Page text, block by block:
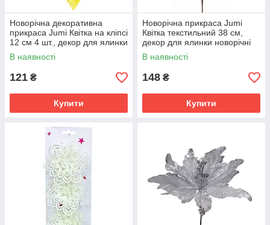
Новорічна декоративна
прикраса Jumi Квітка на кліпсі
12 см 4 шт., декор для ялинки
новорічні квіти, Золотий
В наявності
121 ₴
Купити
Новорічна прикраса Jumi
Квітка текстильний 38 см,
декор для ялинки новорічні
квіти, Сріблястий
В наявності
148 ₴
Купити